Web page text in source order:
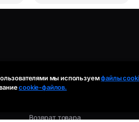
ИНФОРМАЦИЯ
Информация
Возврат товара
мы используемфайлы
cookie-файлов.